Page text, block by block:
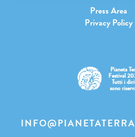
Press Area
Privacy Policy
Pianeta
Festival
Tutti i
sono